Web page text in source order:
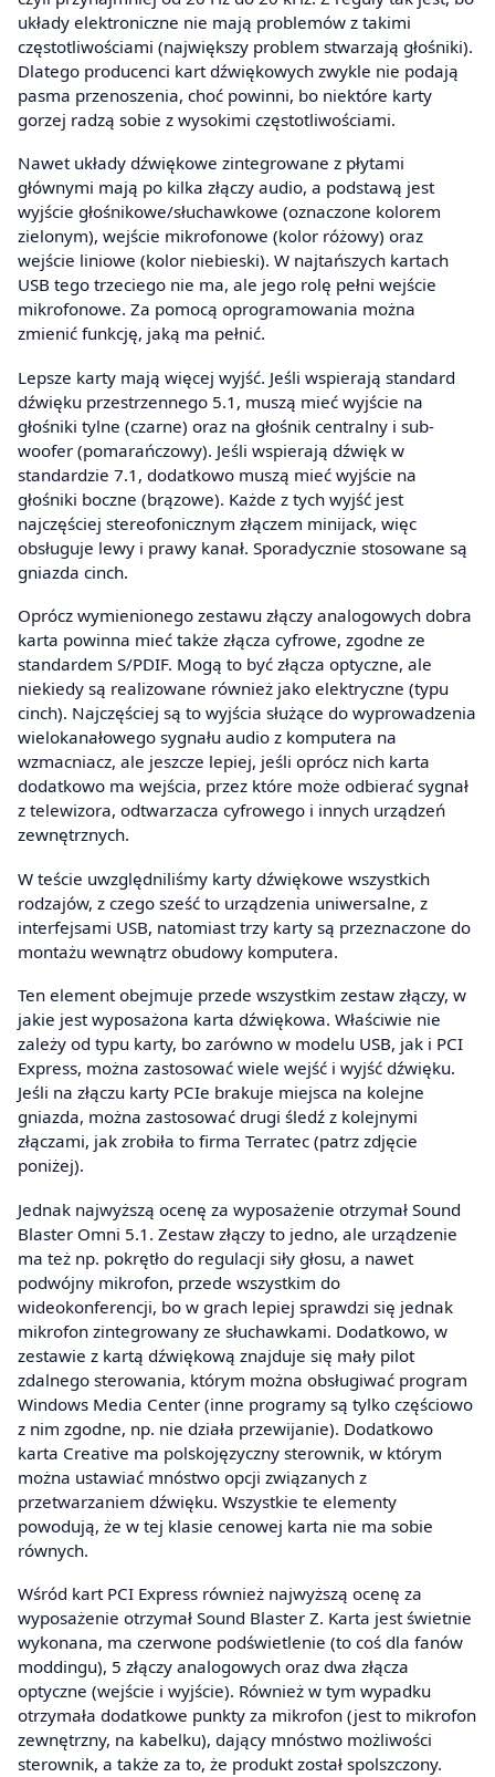
układy elektroniczne nie mają problemów z takimi
częstotliwościami (największy problem stwarzają głośniki).
Dlatego producenci kart dźwiękowych zwykle nie podają
pasma przenoszenia, choć powinni, bo niektóre karty
gorzej radzą sobie z wysokimi częstotliwościami.
Nawet układy dźwiękowe zintegrowane z płytami
głównymi mają po kilka złączy audio, a podstawą jest
wyjście głośnikowe/słuchawkowe (oznaczone kolorem
zielonym), wejście mikrofonowe (kolor różowy) oraz
wejście liniowe (kolor niebieski). W najtańszych kartach
USB tego trzeciego nie ma, ale jego rolę pełni wejście
mikrofonowe. Za pomocą oprogramowania można
zmienić funkcję, jaką ma pełnić.
Lepsze karty mają więcej wyjść. Jeśli wspierają standard
dźwięku przestrzennego 5.1, muszą mieć wyjście na
głośniki tylne (czarne) oraz na głośnik centralny i sub-
woofer (pomarańczowy). Jeśli wspierają dźwięk w
standardzie 7.1, dodatkowo muszą mieć wyjście na
głośniki boczne (brązowe). Każde z tych wyjść jest
najczęściej stereofonicznym złączem minijack, więc
obsługuje lewy i prawy kanał. Sporadycznie stosowane są
gniazda cinch.
Oprócz wymienionego zestawu złączy analogowych dobra
karta powinna mieć także złącza cyfrowe, zgodne ze
standardem S/PDIF. Mogą to być złącza optyczne, ale
niekiedy są realizowane również jako elektryczne (typu
cinch). Najczęściej są to wyjścia służące do wyprowadzenia
wielokanałowego sygnału audio z komputera na
wzmacniacz, ale jeszcze lepiej, jeśli oprócz nich karta
dodatkowo ma wejścia, przez które może odbierać sygnał
z telewizora, odtwarzacza cyfrowego i innych urządzeń
zewnętrznych.
W teście uwzględniliśmy karty dźwiękowe wszystkich
rodzajów, z czego sześć to urządzenia uniwersalne, z
interfejsami USB, natomiast trzy karty są przeznaczone do
montażu wewnątrz obudowy komputera.
Ten element obejmuje przede wszystkim zestaw złączy, w
jakie jest wyposażona karta dźwiękowa. Właściwie nie
zależy od typu karty, bo zarówno w modelu USB, jak i PCI
Express, można zastosować wiele wejść i wyjść dźwięku.
Jeśli na złączu karty PCIe brakuje miejsca na kolejne
gniazda, można zastosować drugi śledź z kolejnymi
złączami, jak zrobiła to firma Terratec (patrz zdjęcie
poniżej).
Jednak najwyższą ocenę za wyposażenie otrzymał Sound
Blaster Omni 5.1. Zestaw złączy to jedno, ale urządzenie
ma też np. pokrętło do regulacji siły głosu, a nawet
podwójny mikrofon, przede wszystkim do
wideokonferencji, bo w grach lepiej sprawdzi się jednak
mikrofon zintegrowany ze słuchawkami. Dodatkowo, w
zestawie z kartą dźwiękową znajduje się mały pilot
zdalnego sterowania, którym można obsługiwać program
Windows Media Center (inne programy są tylko częściowo
z nim zgodne, np. nie działa przewijanie). Dodatkowo
karta Creative ma polskojęzyczny sterownik, w którym
można ustawiać mnóstwo opcji związanych z
przetwarzaniem dźwięku. Wszystkie te elementy
powodują, że w tej klasie cenowej karta nie ma sobie
równych.
Wśród kart PCI Express również najwyższą ocenę za
wyposażenie otrzymał Sound Blaster Z. Karta jest świetnie
wykonana, ma czerwone podświetlenie (to coś dla fanów
moddingu), 5 złączy analogowych oraz dwa złącza
optyczne (wejście i wyjście). Również w tym wypadku
otrzymała dodatkowe punkty za mikrofon (jest to mikrofon
zewnętrzny, na kabelku), dający mnóstwo możliwości
sterownik, a także za to, że produkt został spolszczony.